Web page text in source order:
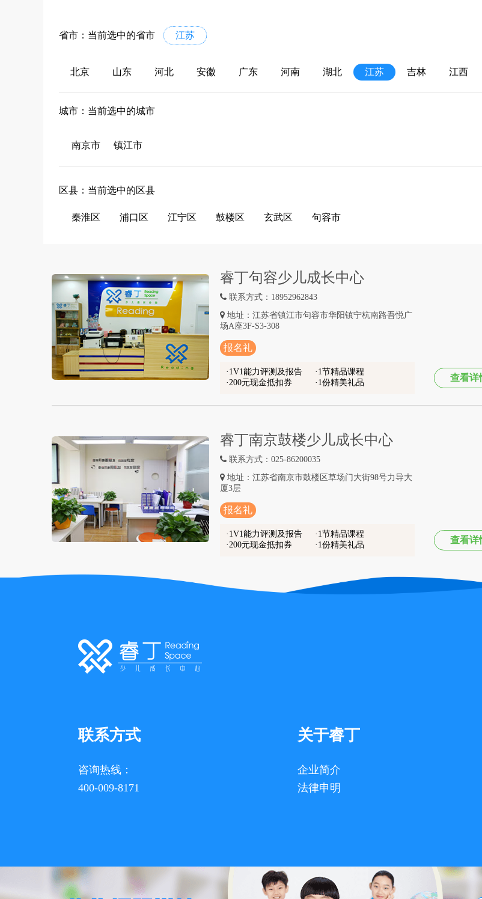
省市：当前选中的省市 江苏
北京 山东 河北 安徽 广东 河南 湖北 江苏 吉林 江西
城市：当前选中的城市
南京市 镇江市
区县：当前选中的区县
秦淮区 浦口区 江宁区 鼓楼区 玄武区 句容市
睿丁句容少儿成长中心
联系方式：18952962843
地址：江苏省镇江市句容市华阳镇宁杭南路吾悦广
场A座3F-S3-308
报名礼
1V1能力评测及报告
1节精品课程
200元现金抵扣券
1份精美礼品 查看详
睿丁南京鼓楼少儿成长中心
联系方式：025-86200035
地址：江苏省南京市鼓楼区草场门大街98号力导大
厦3层
报名礼
1V1能力评测及报告
1节精品课程
200元现金抵扣券
1份精美礼品 查看详
联系方式
咨询热线：
400-009-8171
关于睿丁
企业简介
法律申明